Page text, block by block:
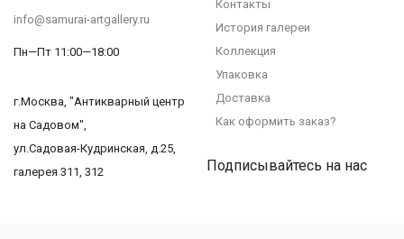
info@samurai-artgallery.ru
Пн—Пт 11:00—18:00
г.Москва, "Антикварный центр
на Садовом",
ул.Садовая-Кудринская, д.25,
галерея 311, 312
Контакты
История галереи
Коллекция
Упаковка
Доставка
Как оформить заказ?
Подписывайтесь на нас